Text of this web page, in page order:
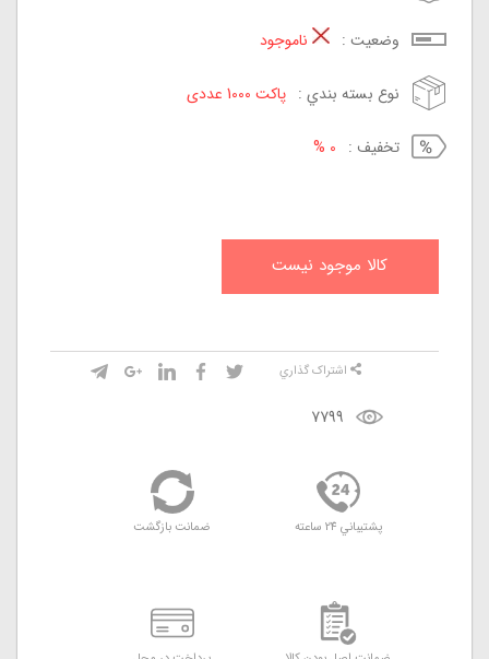
وضعيت : ناموجود
نوع بسته بندي : پاکت 1000 عددی
تخفيف : 0 %
کالا موجود نيست
7799
اشتراک گذاري
پشتيباني 24 ساعته ضمانت بازگشت